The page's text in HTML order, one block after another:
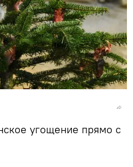
угощение прямо с